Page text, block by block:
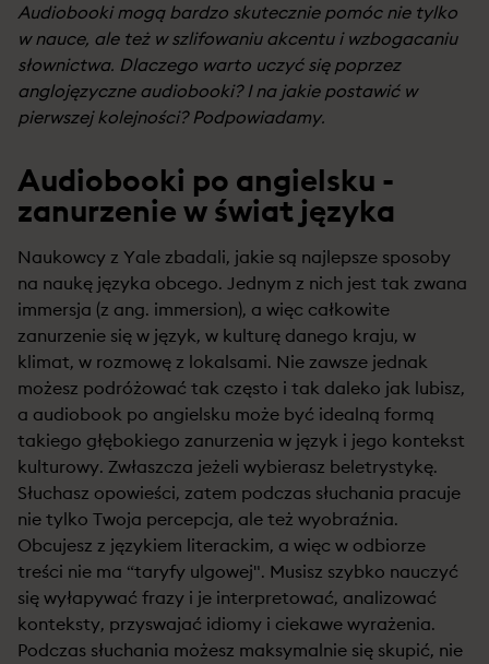
Audiobooki mogą bardzo skutecznie pomóc nie tylko
w nauce, ale też w szlifowaniu akcentu i wzbogacaniu
słownictwa. Dlaczego warto uczyć się poprzez
anglojęzyczne audiobooki? I na jakie postawić w
pierwszej kolejności? Podpowiadamy.
Audiobooki po angielsku -
zanurzenie w świat języka
Naukowcy z Yale zbadali, jakie są najlepsze sposoby
na naukę języka obcego. Jednym z nich jest tak zwana
immersja (z ang. immersion), a więc całkowite
zanurzenie się w język, w kulturę danego kraju, w
klimat, w rozmowę z lokalsami. Nie zawsze jednak
możesz podróżować tak często i tak daleko jak lubisz,
a audiobook po angielsku może być idealną formą
takiego głębokiego zanurzenia w język i jego kontekst
kulturowy. Zwłaszcza jeżeli wybierasz beletrystykę.
Słuchasz opowieści, zatem podczas słuchania pracuje
nie tylko Twoja percepcja, ale też wyobraźnia.
Obcujesz z językiem literackim, a więc w odbiorze
treści nie ma “taryfy ulgowej". Musisz szybko nauczyć
się wyłapywać frazy i je interpretować, analizować
konteksty, przyswajać idiomy i ciekawe wyrażenia.
Podczas słuchania możesz maksymalnie się skupić, nie